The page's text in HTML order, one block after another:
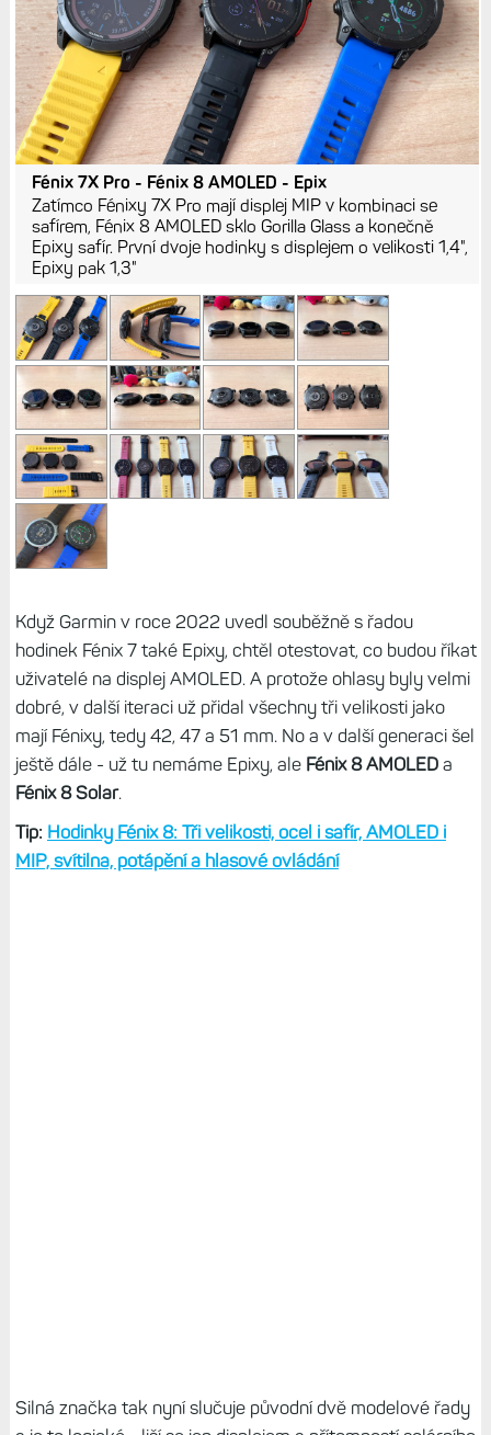
Fénix 7X Pro - Fénix 8 AMOLED - Epix
Zatímco Fénixy 7X Pro mají displej MIP v kombinaci se
safírem, Fénix 8 AMOLED sklo Gorilla Glass a konečně
Epixy safír. První dvoje hodinky s displejem o velikosti 1,4",
Epixy pak 1,3"
Když Garmin v roce 2022 uvedl souběžně s řadou
hodinek Fénix 7 také Epixy, chtěl otestovat, co budou říkat
uživatelé na displej AMOLED. A protože ohlasy byly velmi
dobré, v další iteraci už přidal všechny tři velikosti jako
mají Fénixy, tedy 42, 47 a 51 mm. No a v další generaci šel
ještě dále - už tu nemáme Epixy, ale Fénix 8 AMOLEDa
Fénix 8 Solar.
Tip: Hodinky Fénix 8: Tři velikosti, ocel i safír, AMOLED i
MIP, svítilna, potápění a hlasové ovládání
Silná značka tak nyní slučuje původní dvě modelové řady